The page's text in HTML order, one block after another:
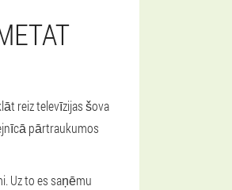
reiz televīzijas šova
pārtraukumos
Uz to es saņēmu